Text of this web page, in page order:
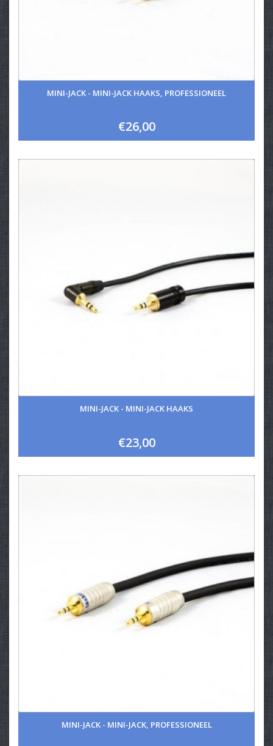
MINI-JACK - MINI-JACK HAAKS, PROFESSIONEEL
€26,00
MINI-JACK - MINI-JACK HAAKS
€23,00
MINI-JACK - MINI-JACK, PROFESSIONEEL